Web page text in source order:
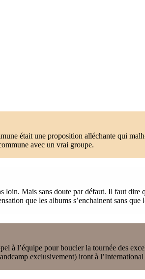
était une proposition alléchante qui
avec un vrai groupe.
Mais sans doute par défaut. Il faut dire
que les albums s’enchainent sans
à l’équipe pour boucler la tournée des
exclusivement) iront à